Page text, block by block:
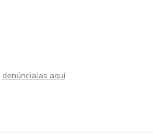
denúncialas aquí